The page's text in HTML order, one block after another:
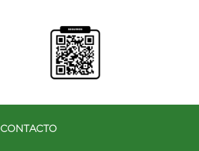
CONTACTO